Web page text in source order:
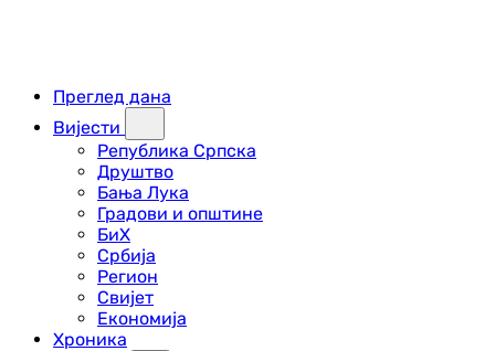
Преглед дана
Вијести
Република Српска
Друштво
Бања Лука
Градови и општине
БиХ
Србија
Регион
Свијет
Економија
Хроника